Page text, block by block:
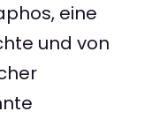
eine
und von